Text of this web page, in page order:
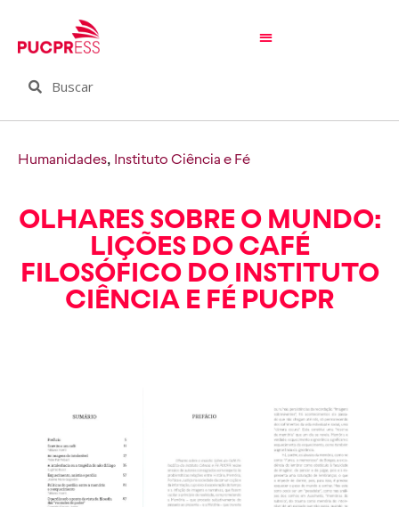
Humanidades Instituto Ciência e Fé
OLHARES SOBRE O MUNDO:
LIÇÕES DO CAFÉ
FILOSÓFICO DO INSTITUTO
CIÊNCIA E FÉ PUCPR